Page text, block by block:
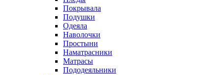
Покрывала
Подушки
Одеяла
Наволочки
Простыни
Наматрасники
Матрасы
Пододеяльники